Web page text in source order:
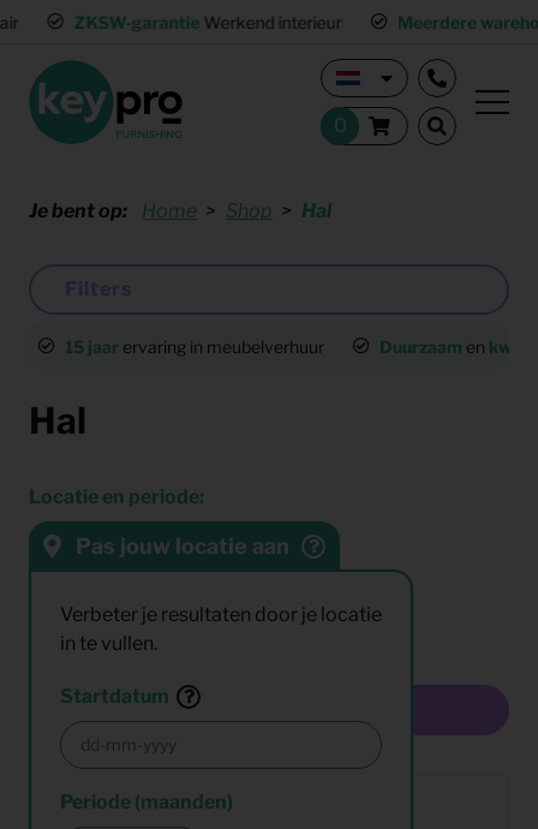
ZKSW-garantieWerkend interieur Meerdere warehouses
Je bent op: Home Shop Hal
Filters
15 jaar ervaring in meubelverhuur Duurzaam en
Hal
Locatie en periode:
Pas jouw locatie aan
Verbeter je resultaten door je locatie
in te vullen.
Startdatum
Periode (maanden)